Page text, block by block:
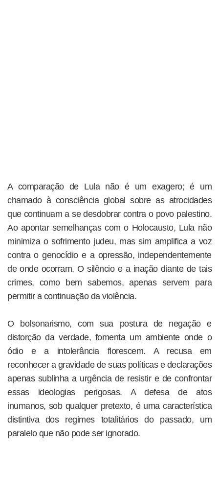
A comparação de Lula não é um exagero; é um
chamado à consciência global sobre as atrocidades
que continuam a se desdobrar contra o povo palestino.
Ao apontar semelhanças com o Holocausto, Lula não
minimiza o sofrimento judeu, mas sim amplifica a voz
contra o genocídio e a opressão, independentemente
de onde ocorram. O silêncio e a inação diante de tais
crimes, como bem sabemos, apenas servem para
permitir a continuação da violência.
O bolsonarismo, com sua postura de negação e
distorção da verdade, fomenta um ambiente onde o
ódio e a intolerância florescem. A recusa em
reconhecer a gravidade de suas políticas e declarações
apenas sublinha a urgência de resistir e de confrontar
essas ideologias perigosas. A defesa de atos
inumanos, sob qualquer pretexto, é uma característica
distintiva dos regimes totalitários do passado, um
paralelo que não pode ser ignorado.